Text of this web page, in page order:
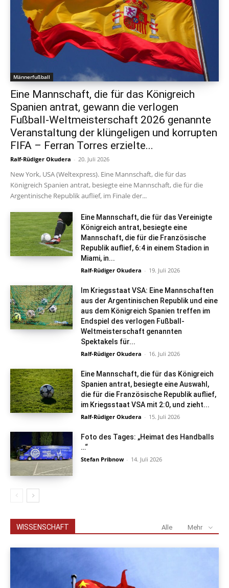
Männerfußball
Eine Mannschaft, die für das Königreich
Spanien antrat, gewann die verlogen
Fußball-Weltmeisterschaft 2026 genannte
Veranstaltung der klüngeligen und korrupten
FIFA – Ferran Torres erzielte...
Ralf-Rüdiger Okudera - 20. Juli 2026
New York, USA (Weltexpress). Eine Mannschaft, die für das
Königreich Spanien antrat, besiegte eine Mannschaft, die für die
Argentinische Republik auflief, im Finale der...
Eine Mannschaft, die für das Vereinigte
Königreich antrat, besiegte eine
Mannschaft, die für die Französische
Republik auflief, 6:4 in einem Stadion in
Miami, in...
Ralf-Rüdiger Okudera - 19. Juli 2026
Im Kriegsstaat VSA: Eine Mannschaften
aus der Argentinischen Republik und eine
aus dem Königreich Spanien treffen im
Endspiel des verlogen Fußball-
Weltmeisterschaft genannten
Spektakels für...
Ralf-Rüdiger Okudera - 16. Juli 2026
Eine Mannschaft, die für das Königreich
Spanien antrat, besiegte eine Auswahl,
die für die Französische Republik auflief,
im Kriegsstaat VSA mit 2:0, und zieht...
Ralf-Rüdiger Okudera - 15. Juli 2026
Foto des Tages: „Heimat des Handballs
…“
Stefan Pribnow - 14. Juli 2026
WISSENSCHAFT Alle Mehr